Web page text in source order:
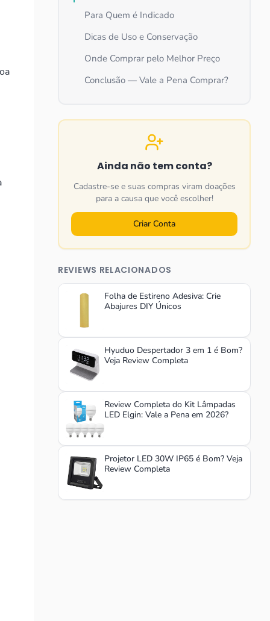
Para Quem é Indicado
Dicas de Uso e Conservação
Onde Comprar pelo Melhor Preço
Conclusão — Vale a Pena Comprar?
Ainda não tem conta?
Cadastre-se e suas compras viram doações
para a causa que você escolher!
Criar Conta
REVIEWS RELACIONADOS
Folha de Estireno Adesiva: Crie
Abajures DIY Únicos
Hyuduo Despertador 3 em 1 é Bom?
Veja Review Completa
Review Completa do Kit Lâmpadas
LED Elgin: Vale a Pena em 2026?
Projetor LED 30W IP65 é Bom? Veja
Review Completa